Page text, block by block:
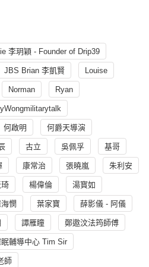
李玥穎 - Founder of Drip39
JBS Brian 李凱賢 Louise
Norman Ryan
何啟明 何爵天導演
古立 吳佩孚 基哥
康常治 張曉嵐 朱利安
楊偉倫 湯寳如
海憫 葉家寶 薛影儀 - 阿儀
譚雁瞳 鄭遨汶法筠師傅
輔導中心 Tim Sir
師